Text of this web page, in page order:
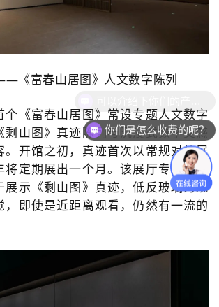
《富春山居图》人文数字陈列
个《富春山居图》常设专题人文数字
剩山图》真迹陈列与沉浸式数字交感
开馆之初，真迹首次以常规对外展
将定期展出一个月。该展厅专门设计
展示《剩山图》真迹，低反玻璃为观
，即使是近距离观看，仍然有一流的
你们是怎么收费的呢？